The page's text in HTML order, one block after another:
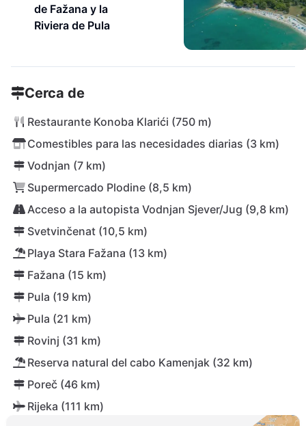
de Fažana y la
Riviera de Pula
Cerca de
Restaurante Konoba Klarići (750 m)
Comestibles para las necesidades diarias (3 km)
Vodnjan (7 km)
Supermercado Plodine (8,5 km)
Acceso a la autopista Vodnjan Sjever/Jug (9,8 km)
Svetvinčenat (10,5 km)
Playa Stara Fažana (13 km)
Fažana (15 km)
Pula (19 km)
Pula (21 km)
Rovinj (31 km)
Reserva natural del cabo Kamenjak (32 km)
Poreč (46 km)
Rijeka (111 km)